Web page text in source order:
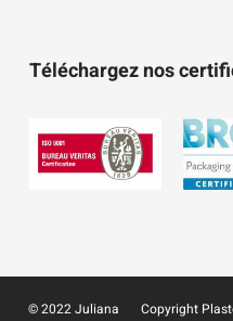
Téléchargez nos
© 2022Juliana Copyright